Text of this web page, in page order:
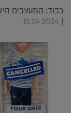
כבוד: המעצבים
|
15.04.2024